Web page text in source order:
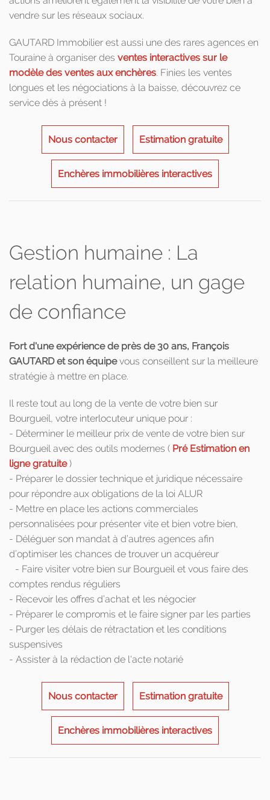
vendre sur les réseaux sociaux.
GAUTARD Immobilier est aussi une des rares agences en
Touraine à organiser des ventes interactives sur le
modèle des ventes aux enchères. Finies les ventes
longues et les négociations à la baisse, découvrez ce
service dès à présent !
Nous contacter Estimation gratuite
Enchères immobilières interactives
Gestion humaine : La
relation humaine, un gage
de confiance
Fort d'une expérience de près de 30 ans, François
GAUTARD et son équipevous conseillent sur la meilleure
stratégie à mettre en place.
Il reste tout au long de la vente de votre bien sur
Bourgueil, votre interlocuteur unique pour :
- Déterminer le meilleur prix de vente de votre bien sur
Bourgueil avec des outils modernes ( Pré Estimation en
ligne gratuite)
- Préparer le dossier technique et juridique nécessaire
pour répondre aux obligations de la loi ALUR
- Mettre en place les actions commerciales
personnalisées pour présenter vite et bien votre bien,
- Déléguer son mandat à d’autres agences afin
d’optimiser les chances de trouver un acquéreur
- Faire visiter votre bien sur Bourgueil et vous faire des
comptes rendus réguliers
- Recevoir les offres d’achat et les négocier
- Préparer le compromis et le faire signer par les parties
- Purger les délais de rétractation et les conditions
suspensives
- Assister à la rédaction de l'acte notarié
Nous contacter Estimation gratuite
Enchères immobilières interactives